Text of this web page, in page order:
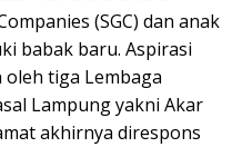
(SGC) dan anak
babak baru. Aspirasi
tiga Lembaga
Lampung yakni Akar
akhirnya direspons